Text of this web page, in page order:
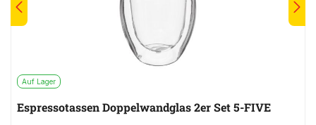
Auf Lager
Espressotassen Doppelwandglas 2er Set 5-FIVE